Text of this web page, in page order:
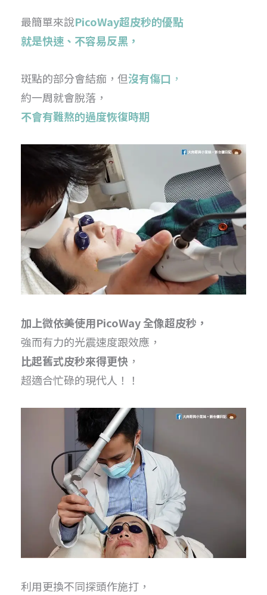
最簡單來說PicoWay超皮秒的優點
就是快速、不容易反黑，
斑點的部分會結痂，但沒有傷口 ，
約一周就會脫落，
不會有難熬的過度恢復時期
加上微依美使用PicoWay 全像超皮秒，
強而有力的光震速度跟效應，
比起舊式皮秒來得更快 ，
超適合忙碌的現代人！！
利用更換不同探頭作施打，